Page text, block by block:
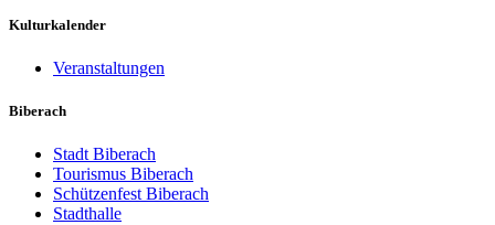
Kulturkalender
Veranstaltungen
Biberach
Stadt Biberach
Tourismus Biberach
Schützenfest Biberach
Stadthalle